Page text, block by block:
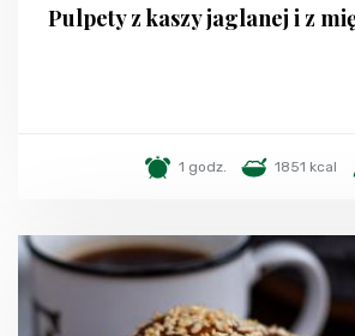
Pulpety z kaszy jaglanej i z
1 godz. 1851 kcal